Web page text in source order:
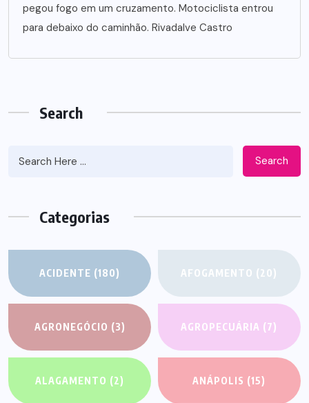
pegou fogo em um cruzamento. Motociclista entrou
para debaixo do caminhão. Rivadalve Castro
Search
Search
Categorias
ACIDENTE (180) AFOGAMENTO (20)
AGRONEGÓCIO (3) AGROPECUÁRIA (7)
ALAGAMENTO (2) ANÁPOLIS (15)